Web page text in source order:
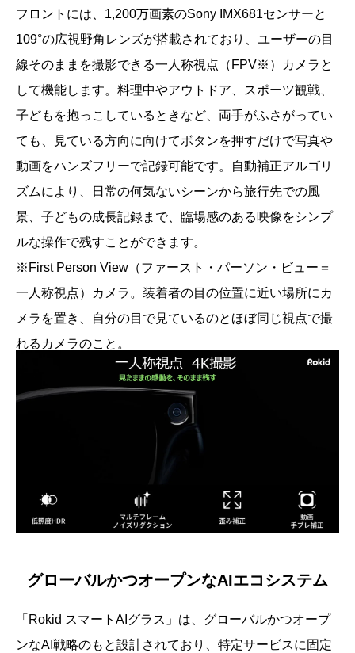
フロントには、1,200万画素のSony IMX681センサーと
109°の広視野角レンズが搭載されており、ユーザーの目
線そのままを撮影できる一人称視点（FPV※）カメラと
して機能します。料理中やアウトドア、スポーツ観戦、
子どもを抱っこしているときなど、両手がふさがってい
ても、見ている方向に向けてボタンを押すだけで写真や
動画をハンズフリーで記録可能です。自動補正アルゴリ
ズムにより、日常の何気ないシーンから旅行先での風
景、子どもの成長記録まで、臨場感のある映像をシンプ
ルな操作で残すことができます。
※First Person View（ファースト・パーソン・ビュー＝
一人称視点）カメラ。装着者の目の位置に近い場所にカ
メラを置き、自分の目で見ているのとほぼ同じ視点で撮
れるカメラのこと。
グローバルかつオープンなAIエコシステム
「Rokid スマートAIグラス」は、グローバルかつオープ
ンなAI戦略のもと設計されており、特定サービスに固定